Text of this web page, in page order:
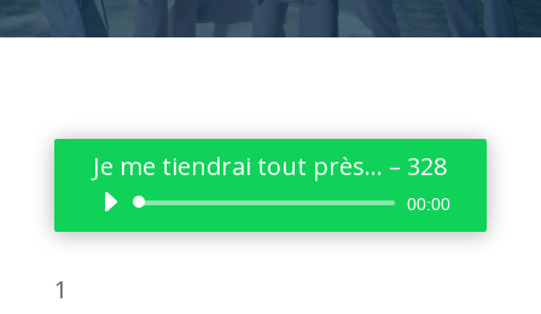
Je me tiendrai tout près… – 328
Lecteur
audio
00:00
1